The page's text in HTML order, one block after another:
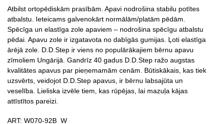
Atbilst ortopēdiskām prasībām. Apavi nodrošina stabilu potītes
atbalstu. Ieteicams galvenokārt normālām/platām pēdām.
Spēcīga un elastīga zole apaviem – nodrošina spēcīgu atbalstu
pēdai. Apavu zole ir izgatavota no dabīgās gumijas. Ļoti elastīga
ārējā zole. D.D.Step ir viens no populārākajiem bērnu apavu
zīmoliem Ungārijā. Gandrīz 40 gadus D.D.Step ražo augstas
kvalitātes apavus par pieņemamām cenām. Būtiskākais, kas tiek
uzsvērts, veidojot D.D.Step apavus, ir bērnu labsajūta un
veselība. Lieliska izvēle tiem, kas rūpējas, lai mazuļa kājas
attīstītos pareizi.
ART: W070-92B_W